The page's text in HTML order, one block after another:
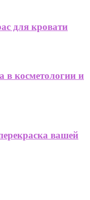
для кровати
в косметологии и
вашей